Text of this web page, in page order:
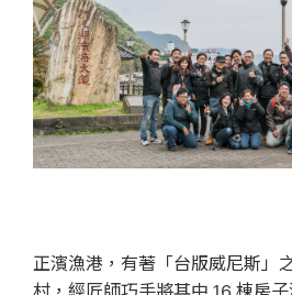
正濱漁港，有著「台版威尼斯」
村，經匠師巧手將其中 16 棟房